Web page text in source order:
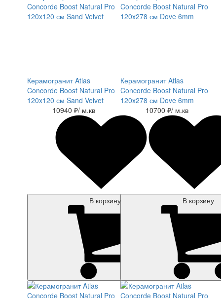
Керамогранит Atlas
Concorde Boost Natural Pro
120x120 см Sand Velvet
10940 ₽/ м.кв
В корзину
Керамогранит Atlas
Concorde Boost Natural Pro
120x278 см Dove 6mm
10700 ₽/ м.кв
В корзину